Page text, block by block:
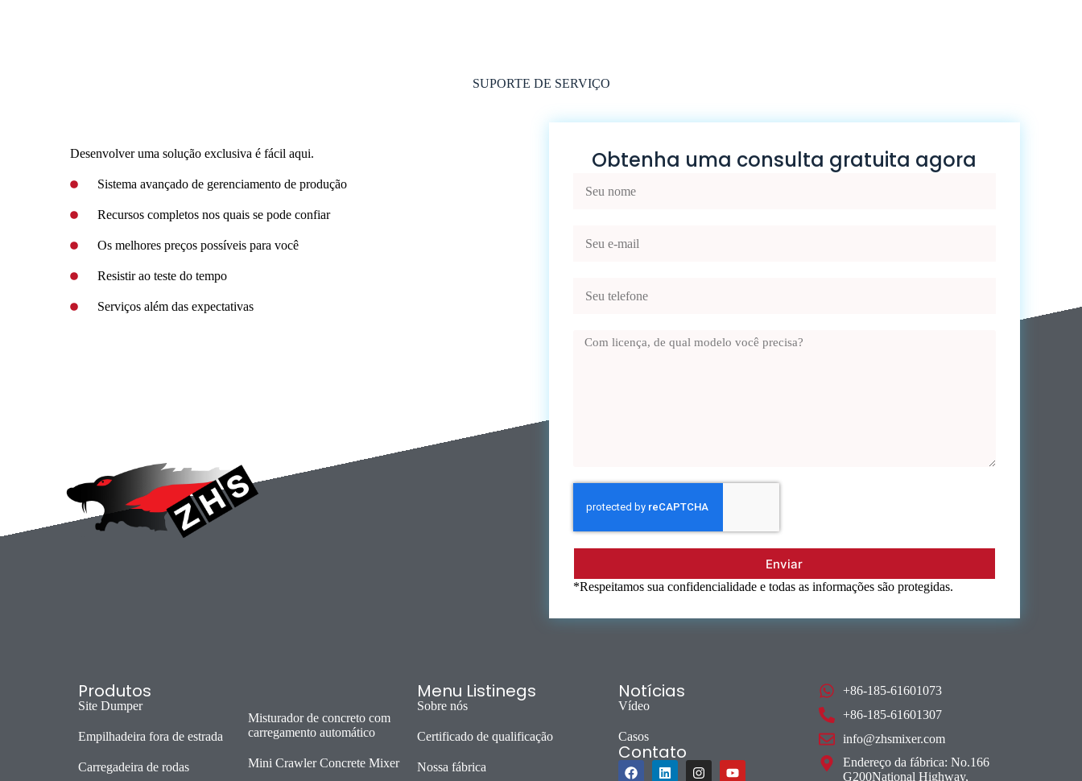
SUPORTE DE SERVIÇO
Desenvolver uma solução exclusiva é fácil aqui.
Sistema avançado de gerenciamento de produção
Recursos completos nos quais se pode confiar
Os melhores preços possíveis para você
Resistir ao teste do tempo
Serviços além das expectativas
Obtenha uma consulta gratuita agora
Enviar
*Respeitamos sua confidencialidade e todas as informações são protegidas.
Produtos
Site Dumper
Empilhadeira fora de estrada
Carregadeira de rodas
Misturador de concreto com
carregamento automático
Mini Crawler Concrete Mixer
Menu Listinegs
Sobre nós
Certificado de qualificação
Nossa fábrica
Notícias
Vídeo
Casos
Contato
+86-185-61601073
+86-185-61601307
info@zhsmixer.com
Endereço da fábrica: No.166
G200National Highway,